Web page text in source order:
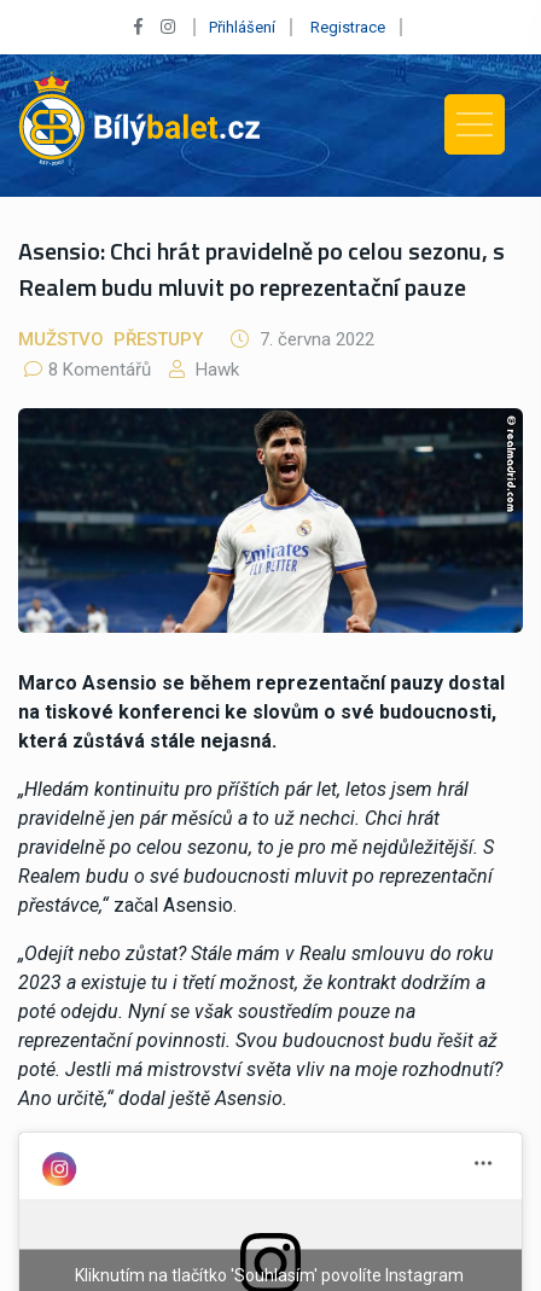
Přihlášení Registrace
Asensio: Chci hrát pravidelně po celou sezonu, s
Realem budu mluvit po reprezentační pauze
MUŽSTVO PŘESTUPY
7. června 2022
8 Komentářů
Hawk
Marco Asensio se během reprezentační pauzy dostal
na tiskové konferenci ke slovům o své budoucnosti,
která zůstává stále nejasná.
„Hledám kontinuitu pro příštích pár let, letos jsem hrál
pravidelně jen pár měsíců a to už nechci. Chci hrát
pravidelně po celou sezonu, to je pro mě nejdůležitější. S
Realem budu o své budoucnosti mluvit po reprezentační
přestávce,“ začal Asensio.
„Odejít nebo zůstat? Stále mám v Realu smlouvu do roku
2023 a existuje tu i třetí možnost, že kontrakt dodržím a
poté odejdu. Nyní se však soustředím pouze na
reprezentační povinnosti. Svou budoucnost budu řešit až
poté. Jestli má mistrovství světa vliv na moje rozhodnutí?
Ano určitě,“ dodal ještě Asensio.
Kliknutím na tlačítko 'Souhlasím' povolíte Instagram